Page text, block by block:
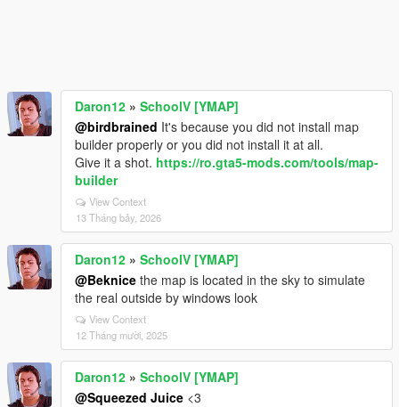
Daron12 » SchoolV [YMAP]
@birdbrained It's because you did not install map
builder properly or you did not install it at all.
Give it a shot. https://ro.gta5-mods.com/tools/map-
builder
View Context
13 Tháng bảy, 2026
Daron12 » SchoolV [YMAP]
@Beknice the map is located in the sky to simulate
the real outside by windows look
View Context
12 Tháng mười, 2025
Daron12 » SchoolV [YMAP]
@Squeezed Juice <3